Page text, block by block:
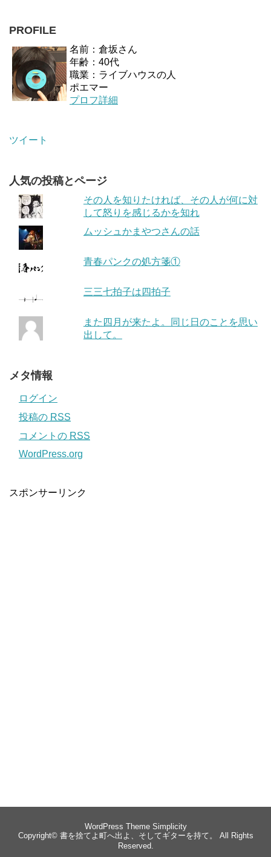
PROFILE
名前：倉坂さん
年齢：40代
職業：ライブハウスの人
ポエマー
プロフ詳細
ツイート
人気の投稿とページ
その人を知りたければ、その人が何に対
して怒りを感じるかを知れ
ムッシュかまやつさんの話
青春パンクの処方箋①
三三七拍子は四拍子
また四月が来たよ。同じ日のことを思い
出して。
メタ情報
ログイン
投稿の RSS
コメントの RSS
WordPress.org
スポンサーリンク
WordPress Theme Simplicity
Copyright© 書を捨てよ町へ出よ、そしてギターを持て。
All Rights
Reserved.